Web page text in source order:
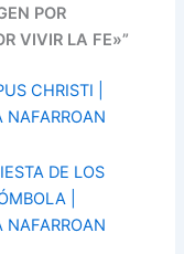
POR
VIVIR LA FE»”
CHRISTI |
NAFARROAN
DE LOS
|
NAFARROAN